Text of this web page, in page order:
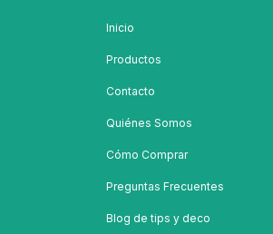
Inicio
Productos
Contacto
Quiénes Somos
Cómo Comprar
Preguntas Frecuentes
Blog de tips y deco